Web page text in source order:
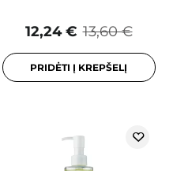
13,60 €
12,24 €
PRIDĖTI Į KREPŠELĮ